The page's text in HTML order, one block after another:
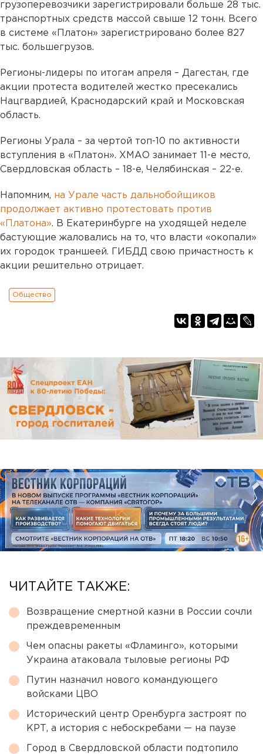
грузоперевозчики зарегистрировали больше 28 тыс.
транспортных средств массой свыше 12 тонн. Всего
в системе «Платон» зарегистрировано более 827
тыс. большегрузов.
Регионы-лидеры по итогам апреля – Дагестан, где
акции протеста водителей жестко пресекались
Нацгвардией, Краснодарский край и Московская
область.
Регионы Урала – за чертой топ-10 по активности
вступления в «Платон». ХМАО занимает 11-е место,
Свердловская область – 18-е, Челябинская – 22-е.
Напомним, на Урале часть дальнобойщиков
продолжает активно протестовать против
«Платона». В Екатеринбурге на уходящей неделе
бастующие жаловались на то, что власти «окопали»
их городок траншеей. ГИБДД свою причастность к
акции решительно отрицает.
Общество
ЧИТАЙТЕ ТАКЖЕ:
Возвращение смертной казни в России сочли
преждевременным
Чем опасны ракеты «Фламинго», которыми
Украина атаковала тыловые регионы РФ
Путин назначил нового командующего
войсками ЦВО
Исторический центр Оренбурга застроят по
КРТ, а история с небоскребами — на паузе
Город в Свердловской области подтопило